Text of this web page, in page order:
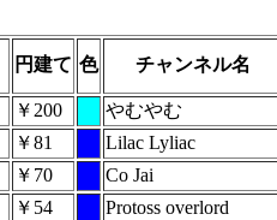
円建て 色 チャンネル名
￥200
やむやむ
￥81
Lilac Lyliac
￥70
Co Jai
￥54
Protoss overlord